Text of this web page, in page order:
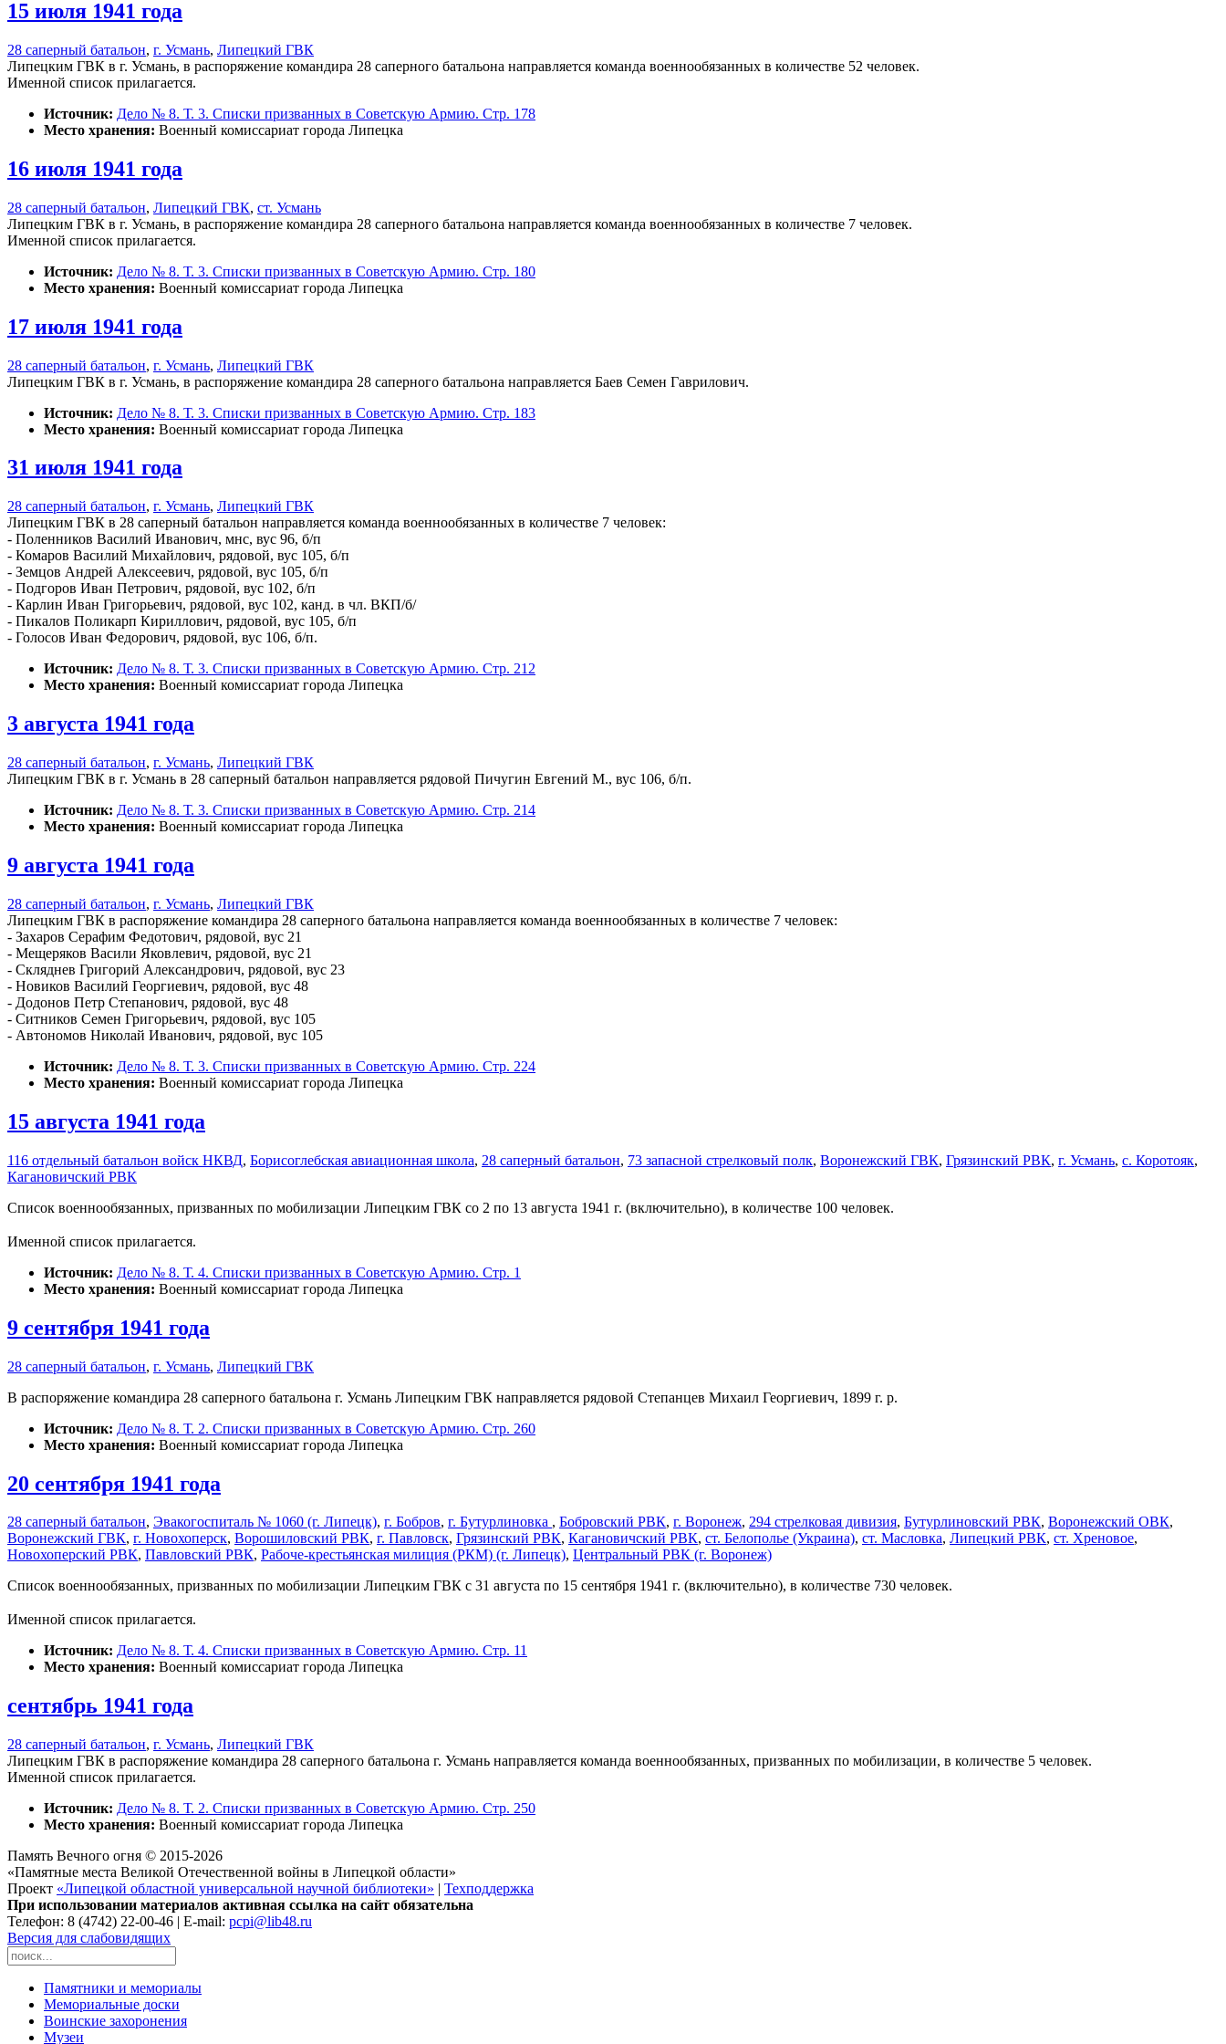
15 июля 1941 года
28 саперный батальон, г. Усмань, Липецкий ГВК
Липецким ГВК в г. Усмань, в распоряжение командира 28 саперного батальона направляется команда военнообязанных в количестве 52 человек.
Именной список прилагается.
Источник: Дело № 8. Т. 3. Списки призванных в Советскую Армию. Стр. 178
Место хранения: Военный комиссариат города Липецка
16 июля 1941 года
28 саперный батальон, Липецкий ГВК, ст. Усмань
Липецким ГВК в г. Усмань, в распоряжение командира 28 саперного батальона направляется команда военнообязанных в количестве 7 человек.
Именной список прилагается.
Источник: Дело № 8. Т. 3. Списки призванных в Советскую Армию. Стр. 180
Место хранения: Военный комиссариат города Липецка
17 июля 1941 года
28 саперный батальон, г. Усмань, Липецкий ГВК
Липецким ГВК в г. Усмань, в распоряжение командира 28 саперного батальона направляется Баев Семен Гаврилович.
Источник: Дело № 8. Т. 3. Списки призванных в Советскую Армию. Стр. 183
Место хранения: Военный комиссариат города Липецка
31 июля 1941 года
28 саперный батальон, г. Усмань, Липецкий ГВК
Липецким ГВК в 28 саперный батальон направляется команда военнообязанных в количестве 7 человек:
- Поленников Василий Иванович, мнс, вус 96, б/п
- Комаров Василий Михайлович, рядовой, вус 105, б/п
- Земцов Андрей Алексеевич, рядовой, вус 105, б/п
- Подгоров Иван Петрович, рядовой, вус 102, б/п
- Карлин Иван Григорьевич, рядовой, вус 102, канд. в чл. ВКП/б/
- Пикалов Поликарп Кириллович, рядовой, вус 105, б/п
- Голосов Иван Федорович, рядовой, вус 106, б/п.
Источник: Дело № 8. Т. 3. Списки призванных в Советскую Армию. Стр. 212
Место хранения: Военный комиссариат города Липецка
3 августа 1941 года
28 саперный батальон, г. Усмань, Липецкий ГВК
Липецким ГВК в г. Усмань в 28 саперный батальон направляется рядовой Пичугин Евгений М., вус 106, б/п.
Источник: Дело № 8. Т. 3. Списки призванных в Советскую Армию. Стр. 214
Место хранения: Военный комиссариат города Липецка
9 августа 1941 года
28 саперный батальон, г. Усмань, Липецкий ГВК
Липецким ГВК в распоряжение командира 28 саперного батальона направляется команда военнообязанных в количестве 7 человек:
- Захаров Серафим Федотович, рядовой, вус 21
- Мещеряков Васили Яковлевич, рядовой, вус 21
- Скляднев Григорий Александрович, рядовой, вус 23
- Новиков Василий Георгиевич, рядовой, вус 48
- Додонов Петр Степанович, рядовой, вус 48
- Ситников Семен Григорьевич, рядовой, вус 105
- Автономов Николай Иванович, рядовой, вус 105
Источник: Дело № 8. Т. 3. Списки призванных в Советскую Армию. Стр. 224
Место хранения: Военный комиссариат города Липецка
15 августа 1941 года
116 отдельный батальон войск НКВД, Борисоглебская авиационная школа, 28 саперный батальон, 73 запасной стрелковый полк, Воронежский ГВК, Грязинский РВК, г. Усмань, с. Коротояк,
Кагановичский РВК
Список военнообязанных, призванных по мобилизации Липецким ГВК со 2 по 13 августа 1941 г. (включительно), в количестве 100 человек.
Именной список прилагается.
Источник: Дело № 8. Т. 4. Списки призванных в Советскую Армию. Стр. 1
Место хранения: Военный комиссариат города Липецка
9 сентября 1941 года
28 саперный батальон, г. Усмань, Липецкий ГВК
В распоряжение командира 28 саперного батальона г. Усмань Липецким ГВК направляется рядовой Степанцев Михаил Георгиевич, 1899 г. р.
Источник: Дело № 8. Т. 2. Списки призванных в Советскую Армию. Стр. 260
Место хранения: Военный комиссариат города Липецка
20 сентября 1941 года
28 саперный батальон, Эвакогоспиталь № 1060 (г. Липецк), г. Бобров, г. Бутурлиновка , Бобровский РВК, г. Воронеж, 294 стрелковая дивизия, Бутурлиновский РВК, Воронежский ОВК,
Воронежский ГВК, г. Новохоперск, Ворошиловский РВК, г. Павловск, Грязинский РВК, Кагановичский РВК, ст. Белополье (Украина), ст. Масловка, Липецкий РВК, ст. Хреновое,
Новохоперский РВК, Павловский РВК, Рабоче-крестьянская милиция (РКМ) (г. Липецк), Центральный РВК (г. Воронеж)
Список военнообязанных, призванных по мобилизации Липецким ГВК с 31 августа по 15 сентября 1941 г. (включительно), в количестве 730 человек.
Именной список прилагается.
Источник: Дело № 8. Т. 4. Списки призванных в Советскую Армию. Стр. 11
Место хранения: Военный комиссариат города Липецка
сентябрь 1941 года
28 саперный батальон, г. Усмань, Липецкий ГВК
Липецким ГВК в распоряжение командира 28 саперного батальона г. Усмань направляется команда военнообязанных, призванных по мобилизации, в количестве 5 человек.
Именной список прилагается.
Источник: Дело № 8. Т. 2. Списки призванных в Советскую Армию. Стр. 250
Место хранения: Военный комиссариат города Липецка
Память Вечного огня © 2015-2026
«Памятные места Великой Отечественной войны в Липецкой области»
Проект «Липецкой областной универсальной научной библиотеки» | Техподдержка
При использовании материалов активная ссылка на сайт обязательна
Телефон: 8 (4742) 22-00-46 | E-mail: pcpi@lib48.ru
Версия для слабовидящих
Памятники и мемориалы
Мемориальные доски
Воинские захоронения
Музеи